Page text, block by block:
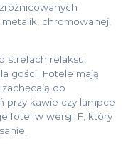
chromowanej,
strefach relaksu,
gości. Fotele mają
do
przy kawie czy lampce
fotel w wersji F, który